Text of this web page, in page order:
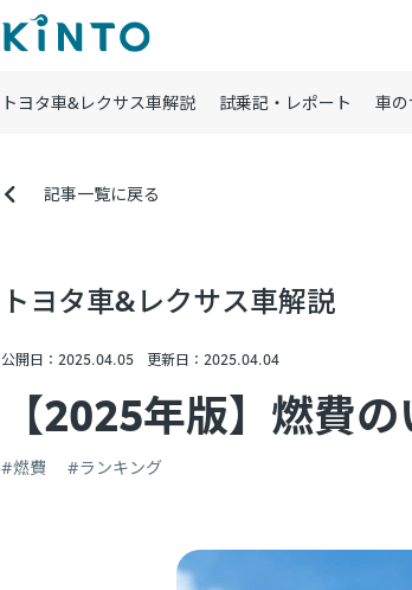
トヨタ車&レクサス車解説 試乗記・レポート 車
記事一覧に戻る
トヨタ車&レクサス車解説
公開日：2025.04.05 更新日：2025.04.04
【2025年版】燃費
#燃費 #ランキング